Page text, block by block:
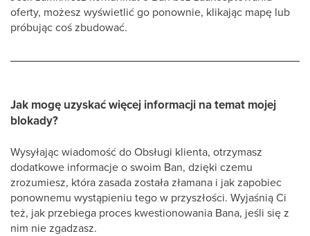
oferty, możesz wyświetlić go ponownie, klikając mapę lub
próbując coś zbudować.
Jak mogę uzyskać więcej informacji na temat mojej
blokady?
Wysyłając wiadomość do Obsługi klienta, otrzymasz
dodatkowe informacje o swoim Ban, dzięki czemu
zrozumiesz, która zasada została złamana i jak zapobiec
ponownemu wystąpieniu tego w przyszłości. Wyjaśnią Ci
też, jak przebiega proces kwestionowania Bana, jeśli się z
nim nie zgadzasz.